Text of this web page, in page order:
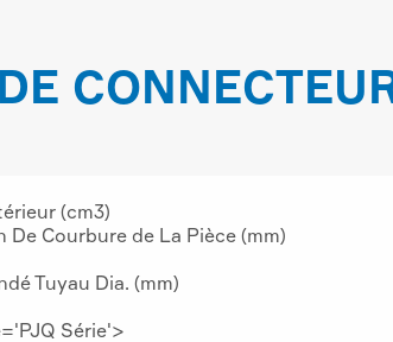
(cm3)
De Courbure de La Pièce (mm)
Tuyau Dia. (mm)
Série'>